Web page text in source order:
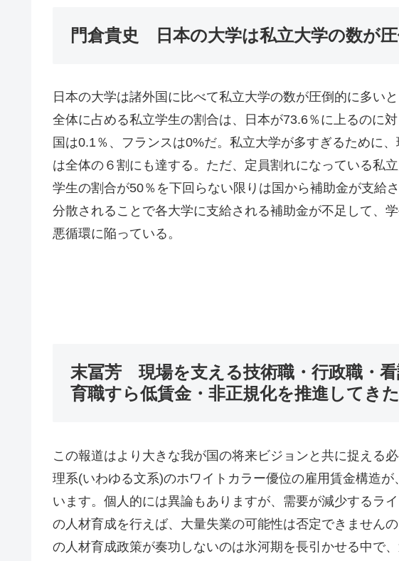
門倉貴史 日本の大学は私立大学の数が
日本の大学は諸外国に比べて私立大学の数が圧倒的に多い
全体に占める私立学生の割合は、日本が73.6％に上るのに
国は0.1％、フランスは0%だ。私立大学が多すぎるために
は全体の６割にも達する。ただ、定員割れになっている私
学生の割合が50％を下回らない限りは国から補助金が支給
分散されることで各大学に支給される補助金が不足して、
悪循環に陥っている。
末冨芳 現場を支える技術職・行政職・
育職すら低賃金・非正規化を推進してきた
この報道はより大きな我が国の将来ビジョンと共に捉える
理系(いわゆる文系)のホワイトカラー優位の雇用賃金構造
います。個人的には異論もありますが、需要が減少するラ
の人材育成を行えば、大量失業の可能性は否定できません
の人材育成政策が奏功しないのは氷河期を長引かせる中で